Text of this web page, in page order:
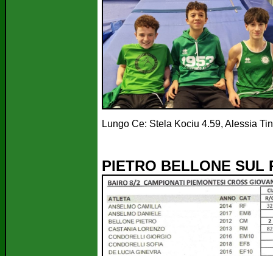
Lungo Ce: Stela Kociu 4.59, Alessia
PIETRO BELLONE SUL